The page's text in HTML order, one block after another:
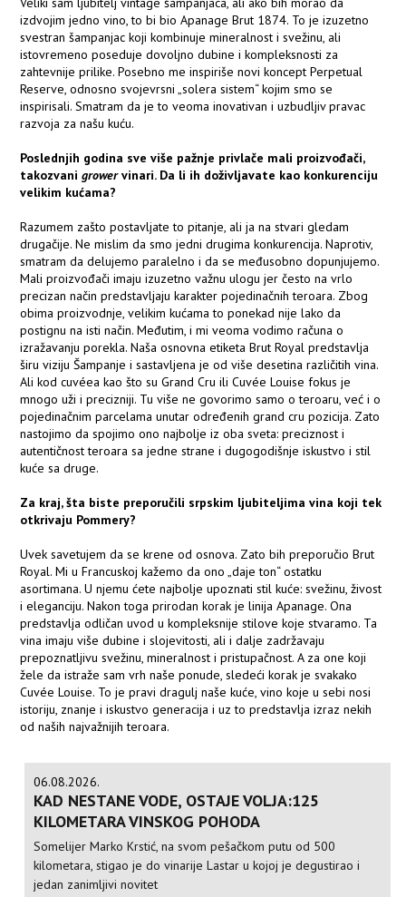
izdvojim jedno vino, to bi bio Apanage Brut 1874. To je izuzetno
svestran šampanjac koji kombinuje mineralnost i svežinu, ali
istovremeno poseduje dovoljno dubine i kompleksnosti za
zahtevnije prilike. Posebno me inspiriše novi koncept Perpetual
Reserve, odnosno svojevrsni „solera sistem“ kojim smo se
inspirisali. Smatram da je to veoma inovativan i uzbudljiv pravac
razvoja za našu kuću.
Poslednjih godina sve više pažnje privlače mali proizvođači,
takozvanigrowervinari. Da li ih doživljavate kao konkurenciju
velikim kućama?
Razumem zašto postavljate to pitanje, ali ja na stvari gledam
drugačije. Ne mislim da smo jedni drugima konkurencija. Naprotiv,
smatram da delujemo paralelno i da se međusobno dopunjujemo.
Mali proizvođači imaju izuzetno važnu ulogu jer često na vrlo
precizan način predstavljaju karakter pojedinačnih teroara. Zbog
obima proizvodnje, velikim kućama to ponekad nije lako da
postignu na isti način. Međutim, i mi veoma vodimo računa o
izražavanju porekla. Naša osnovna etiketa Brut Royal predstavlja
širu viziju Šampanje i sastavljena je od više desetina različitih vina.
Ali kod cuvéea kao što su Grand Cru ili Cuvée Louise fokus je
mnogo uži i precizniji. Tu više ne govorimo samo o teroaru, već i o
pojedinačnim parcelama unutar određenih grand cru pozicija. Zato
nastojimo da spojimo ono najbolje iz oba sveta: preciznost i
autentičnost teroara sa jedne strane i dugogodišnje iskustvo i stil
kuće sa druge.
Za kraj, šta biste preporučili srpskim ljubiteljima vina koji tek
otkrivaju Pommery?
Uvek savetujem da se krene od osnova. Zato bih preporučio Brut
Royal. Mi u Francuskoj kažemo da ono „daje ton“ ostatku
asortimana. U njemu ćete najbolje upoznati stil kuće: svežinu, živost
i eleganciju. Nakon toga prirodan korak je linija Apanage. Ona
predstavlja odličan uvod u kompleksnije stilove koje stvaramo. Ta
vina imaju više dubine i slojevitosti, ali i dalje zadržavaju
prepoznatljivu svežinu, mineralnost i pristupačnost. A za one koji
žele da istraže sam vrh naše ponude, sledeći korak je svakako
Cuvée Louise. To je pravi dragulj naše kuće, vino koje u sebi nosi
istoriju, znanje i iskustvo generacija i uz to predstavlja izraz nekih
od naših najvažnijih teroara.
06.08.2026.
KAD NESTANE VODE, OSTAJE VOLJA:125
KILOMETARA VINSKOG POHODA
Somelijer Marko Krstić, na svom pešačkom putu od 500
kilometara, stigao je do vinarije Lastar u kojoj je degustirao i
jedan zanimljivi novitet